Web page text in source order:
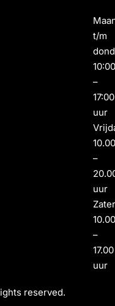
t/m
–
17:00
uur
–
uur
–
17.00
uur
reserved.